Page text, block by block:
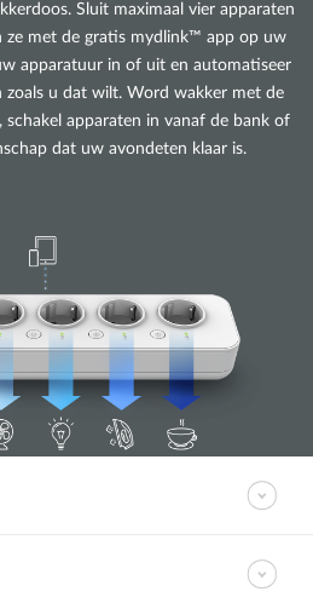
Sluit maximaal vier apparaten
ze met de gratis mydlink™ app op uw
apparatuur in of uit en automatiseer
zoals u dat wilt. Word wakker met de
schakel apparaten in vanaf de bank of
dat uw avondeten klaar is.